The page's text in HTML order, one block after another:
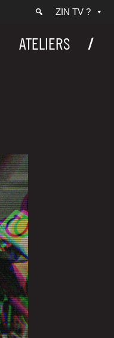
ZIN TV ?
ATELIERS